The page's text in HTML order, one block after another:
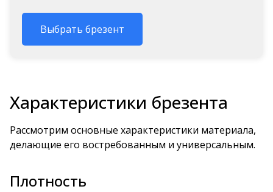
Выбрать брезент
Характеристики брезента
Рассмотрим основные характеристики материала,
делающие его востребованным и универсальным.
Плотность